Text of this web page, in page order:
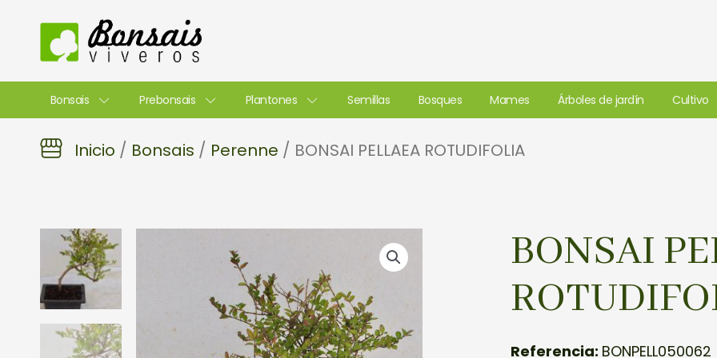
contenido
Bonsais Prebonsais Plantones Semillas Bosques Mames Árboles de jardín Cultivo
Inicio / Bonsais / Perenne / BONSAI PELLAEA ROTUDIFOLIA
BONSAI
Referencia: BONPELL050062